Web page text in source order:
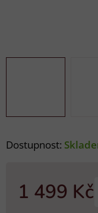
Dostupnost:
1 499 Kč